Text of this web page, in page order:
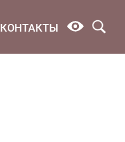
КОНТАКТЫ